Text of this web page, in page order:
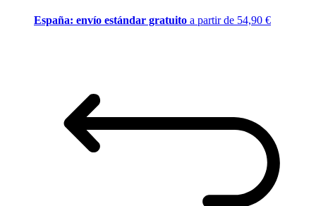
España: envío estándar gratuito a partir de 54,90 €